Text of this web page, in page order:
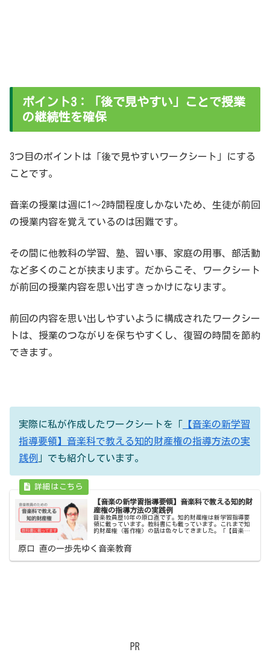
ポイント3：「後で見やすい」ことで授業
の継続性を確保
3つ目のポイントは「後で見やすいワークシート」にする
ことです。
音楽の授業は週に1〜2時間程度しかないため、生徒が前回
の授業内容を覚えているのは困難です。
その間に他教科の学習、塾、習い事、家庭の用事、部活動
など多くのことが挟まります。だからこそ、ワークシート
が前回の授業内容を思い出すきっかけになります。
前回の内容を思い出しやすいように構成されたワークシー
トは、授業のつながりを保ちやすくし、復習の時間を節約
できます。
実際に私が作成したワークシートを「 【音楽の新学習
指導要領】音楽科で教える知的財産権の指導方法の実
践例 」でも紹介しています。
【音楽の新学習指導要領】音楽科で教える知的財
産権の指導方法の実践例
音楽教員歴10年の原口直です。知的財産権は新学習指導要
領に載っています。教科書にも載っています。これまで知
的財産権（著作権）の話は色々してきました。「【音楽の
説」は、教育芸術社『中学校音楽...
原口 直の一歩先ゆく音楽教育
PR